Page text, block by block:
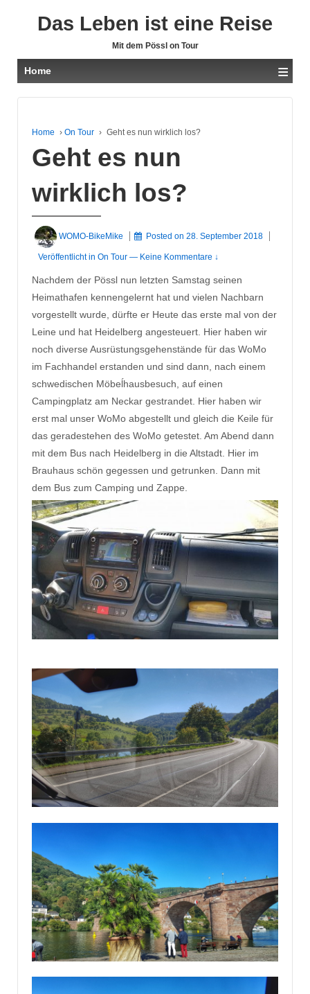
Das Leben ist eine Reise
Mit dem Pössl on Tour
Home ≡
Home › On Tour › Geht es nun wirklich los?
Geht es nun
wirklich los?
WOMO-BikeMike Posted on28. September 2018
Veröffentlicht in On Tour — Keine Kommentare ↓
Nachdem der Pössl nun letzten Samstag seinen
Heimathafen kennengelernt hat und vielen Nachbarn
vorgestellt wurde, dürfte er Heute das erste mal von der
Leine und hat Heidelberg angesteuert. Hier haben wir
noch diverse Ausrüstungsgehenstände für das WoMo
im Fachhandel erstanden und sind dann, nach einem
schwedischen Möbeĺhausbesuch, auf einen
Campingplatz am Neckar gestrandet. Hier haben wir
erst mal unser WoMo abgestellt und gleich die Keile für
das geradestehen des WoMo getestet. Am Abend dann
mit dem Bus nach Heidelberg in die Altstadt. Hier im
Brauhaus schön gegessen und getrunken. Dann mit
dem Bus zum Camping und Zappe.